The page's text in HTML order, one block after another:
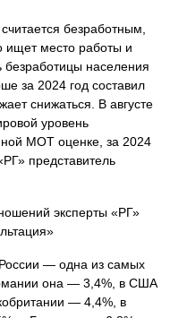
безработным,
ищет место работы и
безработицы населения
за 2024 год составил
снижаться. В августе
уровень
МОТ оценке, за 2024
представитель
эксперты «РГ»
— одна из самых
она — 3,4%, в США
— 4,4%, в